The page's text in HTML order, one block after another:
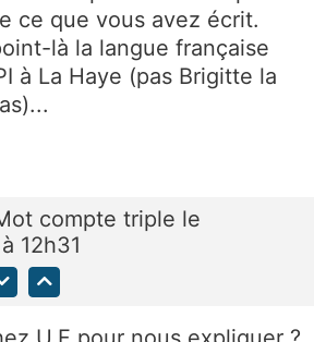
ce que vous avez écrit.
là la langue française
à La Haye (pas Brigitte la
compte triple le
12h31